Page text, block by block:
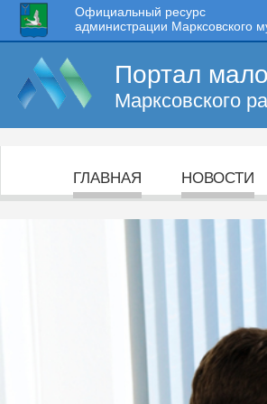
Официальный ресурс
администрации Марксовского
Портал
Марксовского
ГЛАВНАЯ НОВОСТИ